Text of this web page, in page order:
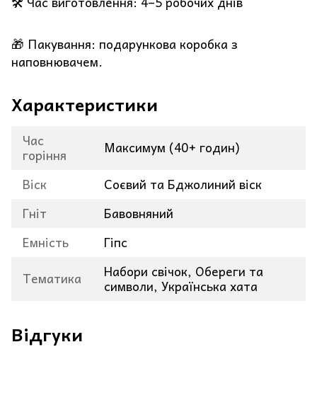
🎁 Пакування: подарункова коробка з
наповнювачем.
Характеристики
Час
горіння
Максимум (40+ годин)
Віск
Соєвий та Бджолиний віск
Гніт
Бавовняний
Емність
Гіпс
Тематика
Набори свічок, Обереги та
символи, Українська хата
Відгуки